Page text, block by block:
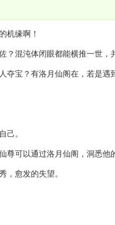
机缘啊！
混沌体闭眼都能横推一世，
宝？有洛月仙阁在，若是遇
己。
可以通过洛月仙阁，洞悉他
愈发的失望。